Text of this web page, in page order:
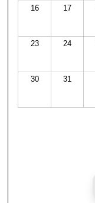
16 17
23 24
30 31